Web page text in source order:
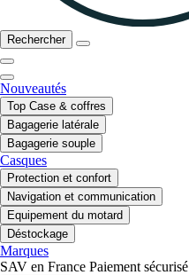
Rechercher
Nouveautés
Top Case & coffres
Bagagerie latérale
Bagagerie souple
Casques
Protection et confort
Navigation et communication
Equipement du motard
Déstockage
Marques
SAV en France Paiement sécurisé